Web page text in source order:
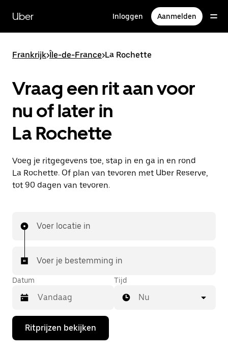
naar
hoofdinhoud
Uber Inloggen Aanmelden
Frankrijk>Île-de-France>La Rochette
Vraag een rit aan voor
nu of later in
La Rochette
Voeg je ritgegevens toe, stap in en ga in en rond
La Rochette. Of plan van tevoren met Uber Reserve,
tot 90 dagen van tevoren.
Voer locatie in
Voer je bestemming in
Datum
Druk
de
Tijd
Nu
Ritprijzen bekijken